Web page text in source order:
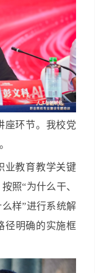
座环节。我校党
业教育教学关键
照“为什么干、
样”进行系统解
径明确的实施框